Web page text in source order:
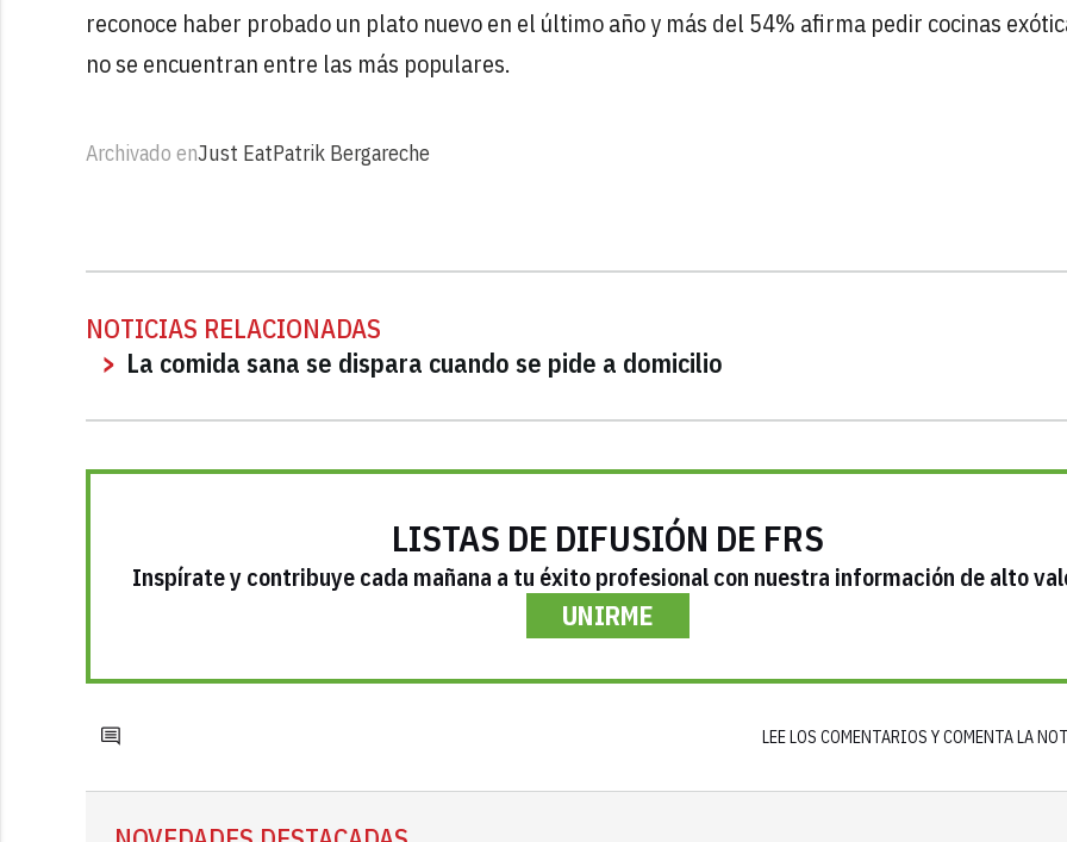
reconoce haber probado un plato nuevo en el último año y más del 54% afirma pedir cocinas
no se encuentran entre las más populares.
Archivado enJust EatPatrik Bergareche
NOTICIAS RELACIONADAS
La comida sana se dispara cuando se pide a domicilio
LISTAS DE DIFUSIÓN DE FRS
Inspírate y contribuye cada mañana a tu éxito profesional con nuestra información de alto
UNIRME
LEE LOS COMENTARIOS Y COMENTA LA